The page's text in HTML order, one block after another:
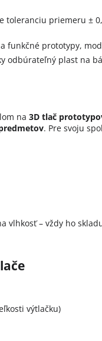
toleranciu priemeru ±
funkčné prototypy,
odbúrateľný plast na
na 3D tlač
. Pre svoju
vlhkosť – vždy ho
výtlačku)